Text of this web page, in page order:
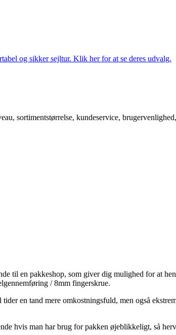
og sikker sejltur. Klik her for at se deres udvalg.
sortimentstørrelse, kundeservice,
til en pakkeshop, som giver dig mulighed for at
/ 8mm fingerskrue.
en tand mere omkostningsfuld, men også
hvis man har brug for pakken øjeblikkeligt, så